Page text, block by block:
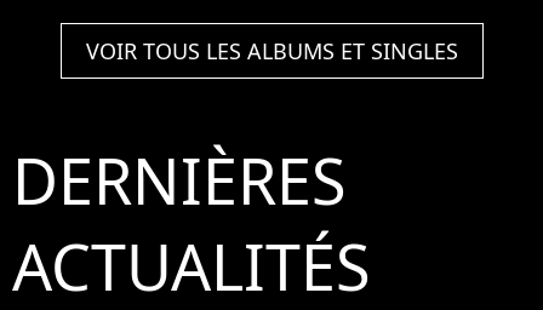
ANNIVERSARY
VOIR TOUS LES ALBUMS ET SINGLES
DERNIÈRES
ACTUALITÉS